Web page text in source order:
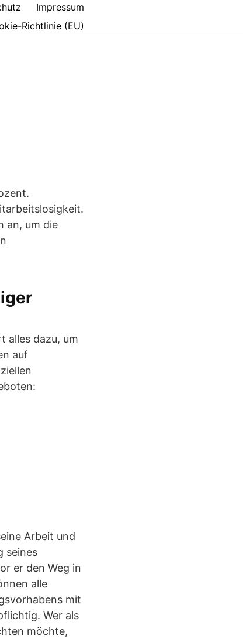
Impressum
Richtlinie (EU)
an, um die
alles dazu, um
auf
Arbeit und
seines
er den Weg in
alle
mit
Wer als
möchte,